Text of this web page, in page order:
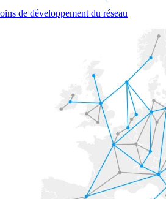
de développement du réseau